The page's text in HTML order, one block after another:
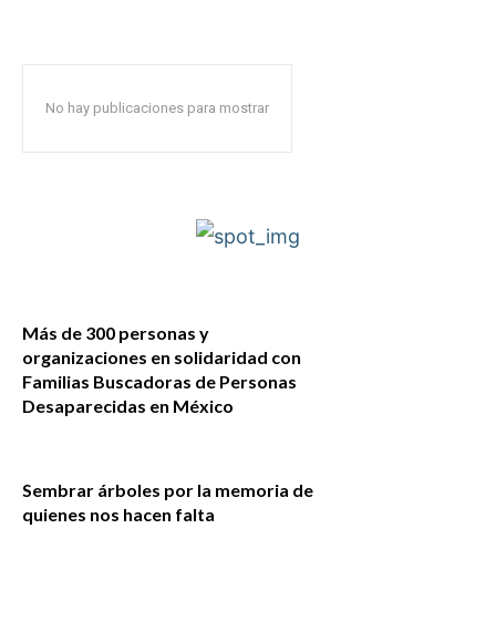
No hay publicaciones para mostrar
Más de 300 personas y
organizaciones en solidaridad con
Familias Buscadoras de Personas
Desaparecidas en México
Sembrar árboles por la memoria de
quienes nos hacen falta